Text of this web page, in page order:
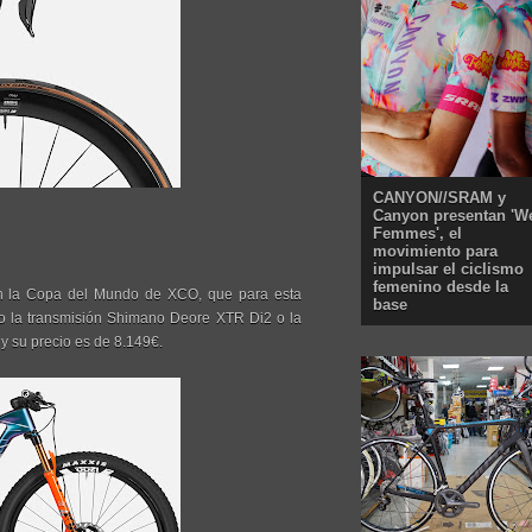
Copa del Mundo de XCO, que para esta
la transmisión Shimano Deore XTR Di2 o la
su precio es de 8.149€.
CANYON//SRAM y
Canyon presentan
Femmes', el
movimiento para
impulsar el ciclismo
femenino desde la
base